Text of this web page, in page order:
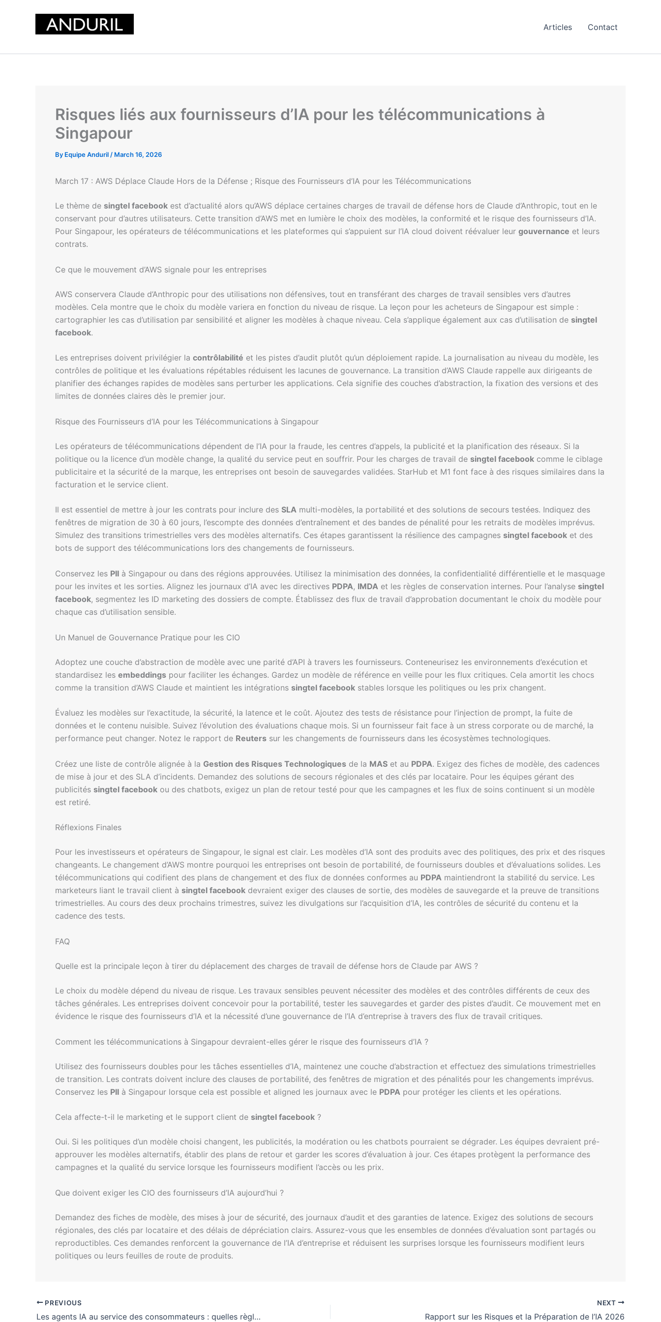
Articles Contact
Risques liés aux fournisseurs d’IA pour les télécommunications à
Singapour
By Equipe Anduril / March 16, 2026
March 17 : AWS Déplace Claude Hors de la Défense ; Risque des Fournisseurs d’IA pour les Télécommunications
Le thème de singtel facebook est d’actualité alors qu’AWS déplace certaines charges de travail de défense hors de Claude d’Anthropic, tout en le
conservant pour d’autres utilisateurs. Cette transition d’AWS met en lumière le choix des modèles, la conformité et le risque des fournisseurs d’IA.
Pour Singapour, les opérateurs de télécommunications et les plateformes qui s’appuient sur l’IA cloud doivent réévaluer leur gouvernance et leurs
contrats.
Ce que le mouvement d’AWS signale pour les entreprises
AWS conservera Claude d’Anthropic pour des utilisations non défensives, tout en transférant des charges de travail sensibles vers d’autres
modèles. Cela montre que le choix du modèle variera en fonction du niveau de risque. La leçon pour les acheteurs de Singapour est simple :
cartographier les cas d’utilisation par sensibilité et aligner les modèles à chaque niveau. Cela s’applique également aux cas d’utilisation de singtel
facebook.
Les entreprises doivent privilégier la contrôlabilité et les pistes d’audit plutôt qu’un déploiement rapide. La journalisation au niveau du modèle, les
contrôles de politique et les évaluations répétables réduisent les lacunes de gouvernance. La transition d’AWS Claude rappelle aux dirigeants de
planifier des échanges rapides de modèles sans perturber les applications. Cela signifie des couches d’abstraction, la fixation des versions et des
limites de données claires dès le premier jour.
Risque des Fournisseurs d’IA pour les Télécommunications à Singapour
Les opérateurs de télécommunications dépendent de l’IA pour la fraude, les centres d’appels, la publicité et la planification des réseaux. Si la
politique ou la licence d’un modèle change, la qualité du service peut en souffrir. Pour les charges de travail de singtel facebook comme le ciblage
publicitaire et la sécurité de la marque, les entreprises ont besoin de sauvegardes validées. StarHub et M1 font face à des risques similaires dans la
facturation et le service client.
Il est essentiel de mettre à jour les contrats pour inclure des SLA multi-modèles, la portabilité et des solutions de secours testées. Indiquez des
fenêtres de migration de 30 à 60 jours, l’escompte des données d’entraînement et des bandes de pénalité pour les retraits de modèles imprévus.
Simulez des transitions trimestrielles vers des modèles alternatifs. Ces étapes garantissent la résilience des campagnes singtel facebook et des
bots de support des télécommunications lors des changements de fournisseurs.
Conservez les PII à Singapour ou dans des régions approuvées. Utilisez la minimisation des données, la confidentialité différentielle et le masquage
pour les invites et les sorties. Alignez les journaux d’IA avec les directives PDPA, IMDA et les règles de conservation internes. Pour l’analyse singtel
facebook, segmentez les ID marketing des dossiers de compte. Établissez des flux de travail d’approbation documentant le choix du modèle pour
chaque cas d’utilisation sensible.
Un Manuel de Gouvernance Pratique pour les CIO
Adoptez une couche d’abstraction de modèle avec une parité d’API à travers les fournisseurs. Conteneurisez les environnements d’exécution et
standardisez les embeddings pour faciliter les échanges. Gardez un modèle de référence en veille pour les flux critiques. Cela amortit les chocs
comme la transition d’AWS Claude et maintient les intégrations singtel facebook stables lorsque les politiques ou les prix changent.
Évaluez les modèles sur l’exactitude, la sécurité, la latence et le coût. Ajoutez des tests de résistance pour l’injection de prompt, la fuite de
données et le contenu nuisible. Suivez l’évolution des évaluations chaque mois. Si un fournisseur fait face à un stress corporate ou de marché, la
performance peut changer. Notez le rapport de Reuters sur les changements de fournisseurs dans les écosystèmes technologiques.
Créez une liste de contrôle alignée à la Gestion des Risques Technologiques de la MAS et au PDPA. Exigez des fiches de modèle, des cadences
de mise à jour et des SLA d’incidents. Demandez des solutions de secours régionales et des clés par locataire. Pour les équipes gérant des
publicités singtel facebook ou des chatbots, exigez un plan de retour testé pour que les campagnes et les flux de soins continuent si un modèle
est retiré.
Réflexions Finales
Pour les investisseurs et opérateurs de Singapour, le signal est clair. Les modèles d’IA sont des produits avec des politiques, des prix et des risques
changeants. Le changement d’AWS montre pourquoi les entreprises ont besoin de portabilité, de fournisseurs doubles et d’évaluations solides. Les
télécommunications qui codifient des plans de changement et des flux de données conformes au PDPA maintiendront la stabilité du service. Les
marketeurs liant le travail client à singtel facebook devraient exiger des clauses de sortie, des modèles de sauvegarde et la preuve de transitions
trimestrielles. Au cours des deux prochains trimestres, suivez les divulgations sur l’acquisition d’IA, les contrôles de sécurité du contenu et la
cadence des tests.
FAQ
Quelle est la principale leçon à tirer du déplacement des charges de travail de défense hors de Claude par AWS ?
Le choix du modèle dépend du niveau de risque. Les travaux sensibles peuvent nécessiter des modèles et des contrôles différents de ceux des
tâches générales. Les entreprises doivent concevoir pour la portabilité, tester les sauvegardes et garder des pistes d’audit. Ce mouvement met en
évidence le risque des fournisseurs d’IA et la nécessité d’une gouvernance de l’IA d’entreprise à travers des flux de travail critiques.
Comment les télécommunications à Singapour devraient-elles gérer le risque des fournisseurs d’IA ?
Utilisez des fournisseurs doubles pour les tâches essentielles d’IA, maintenez une couche d’abstraction et effectuez des simulations trimestrielles
de transition. Les contrats doivent inclure des clauses de portabilité, des fenêtres de migration et des pénalités pour les changements imprévus.
Conservez les PII à Singapour lorsque cela est possible et aligned les journaux avec le PDPA pour protéger les clients et les opérations.
Cela affecte-t-il le marketing et le support client de singtel facebook ?
Oui. Si les politiques d’un modèle choisi changent, les publicités, la modération ou les chatbots pourraient se dégrader. Les équipes devraient pré-
approuver les modèles alternatifs, établir des plans de retour et garder les scores d’évaluation à jour. Ces étapes protègent la performance des
campagnes et la qualité du service lorsque les fournisseurs modifient l’accès ou les prix.
Que doivent exiger les CIO des fournisseurs d’IA aujourd’hui ?
Demandez des fiches de modèle, des mises à jour de sécurité, des journaux d’audit et des garanties de latence. Exigez des solutions de secours
régionales, des clés par locataire et des délais de dépréciation clairs. Assurez-vous que les ensembles de données d’évaluation sont partagés ou
reproductibles. Ces demandes renforcent la gouvernance de l’IA d’entreprise et réduisent les surprises lorsque les fournisseurs modifient leurs
politiques ou leurs feuilles de route de produits.
PREVIOUS
Les agents IA au service des consommateurs : quelles règles demeurent ?
NEXT
Rapport sur les Risques et la Préparation de l’IA 2026